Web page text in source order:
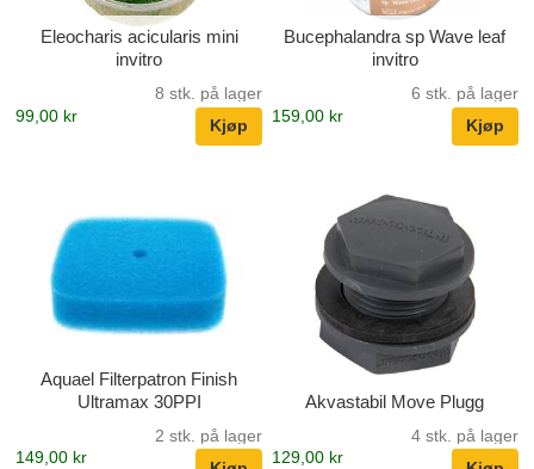
Eleocharis acicularis mini
invitro
8 stk. på lager
99,00 kr
Bucephalandra sp Wave leaf
invitro
6 stk. på lager
159,00 kr
Aquael Filterpatron Finish
Ultramax 30PPI
2 stk. på lager
149,00 kr
Akvastabil Move Plugg
4 stk. på lager
129,00 kr